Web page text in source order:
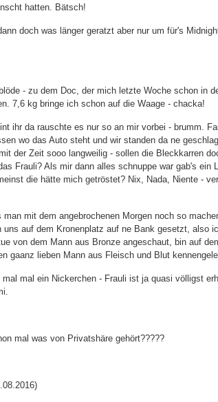
hatten. Bätsch!
doch was länger geratzt aber nur um für's
- zu dem Doc, der mich letzte Woche schon in
7,6 kg bringe ich schon auf die Waage - chacka!
ihr da rauschte es nur so an mir vorbei - brumm.
wo das Auto steht und wir standen da ne
der Zeit sooo langweilig - sollen die Bleckkarren
Frauli? Als mir dann alles schnuppe war gab's ein
die hätte mich getröstet? Nix, Nada, Niente -
man mit dem angebrochenen Morgen noch so
auf dem Kronenplatz auf ne Bank gesetzt, also
von dem Mann aus Bronze angeschaut, bin auf
gaanz lieben Mann aus Fleisch und Blut
mal ein Nickerchen - Frauli ist ja quasi völligst
mal was von Privatshäre gehört?????